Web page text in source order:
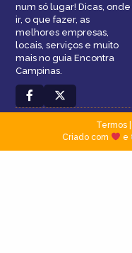
num só lugar! Dicas, onde
ir, o que fazer, as
melhores empresas,
locais, serviços e muito
mais no guia Encontra
Campinas.
Termos|
Criado com
e